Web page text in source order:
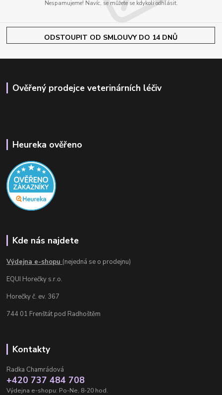
Nespamujeme! Navíc, se můžete se kdykoli odhlásit.
ODSTOUPIT OD SMLOUVY DO 14 DNŮ
Ověřený prodejce veterinárních léčiv
Heureka ověřeno
Kde nás najdete
Výdejna e-shopu (nejedná se o prodejnu)
EQUI Horečky s.r.o.
Horečky č. ev. 367
744 01 Frenštát pod Radhoštěm
Kontakty
Radka Chamrádová
+420 737 484 708
Výdejna e-shopu: Po-Ne, 8-20 hod.